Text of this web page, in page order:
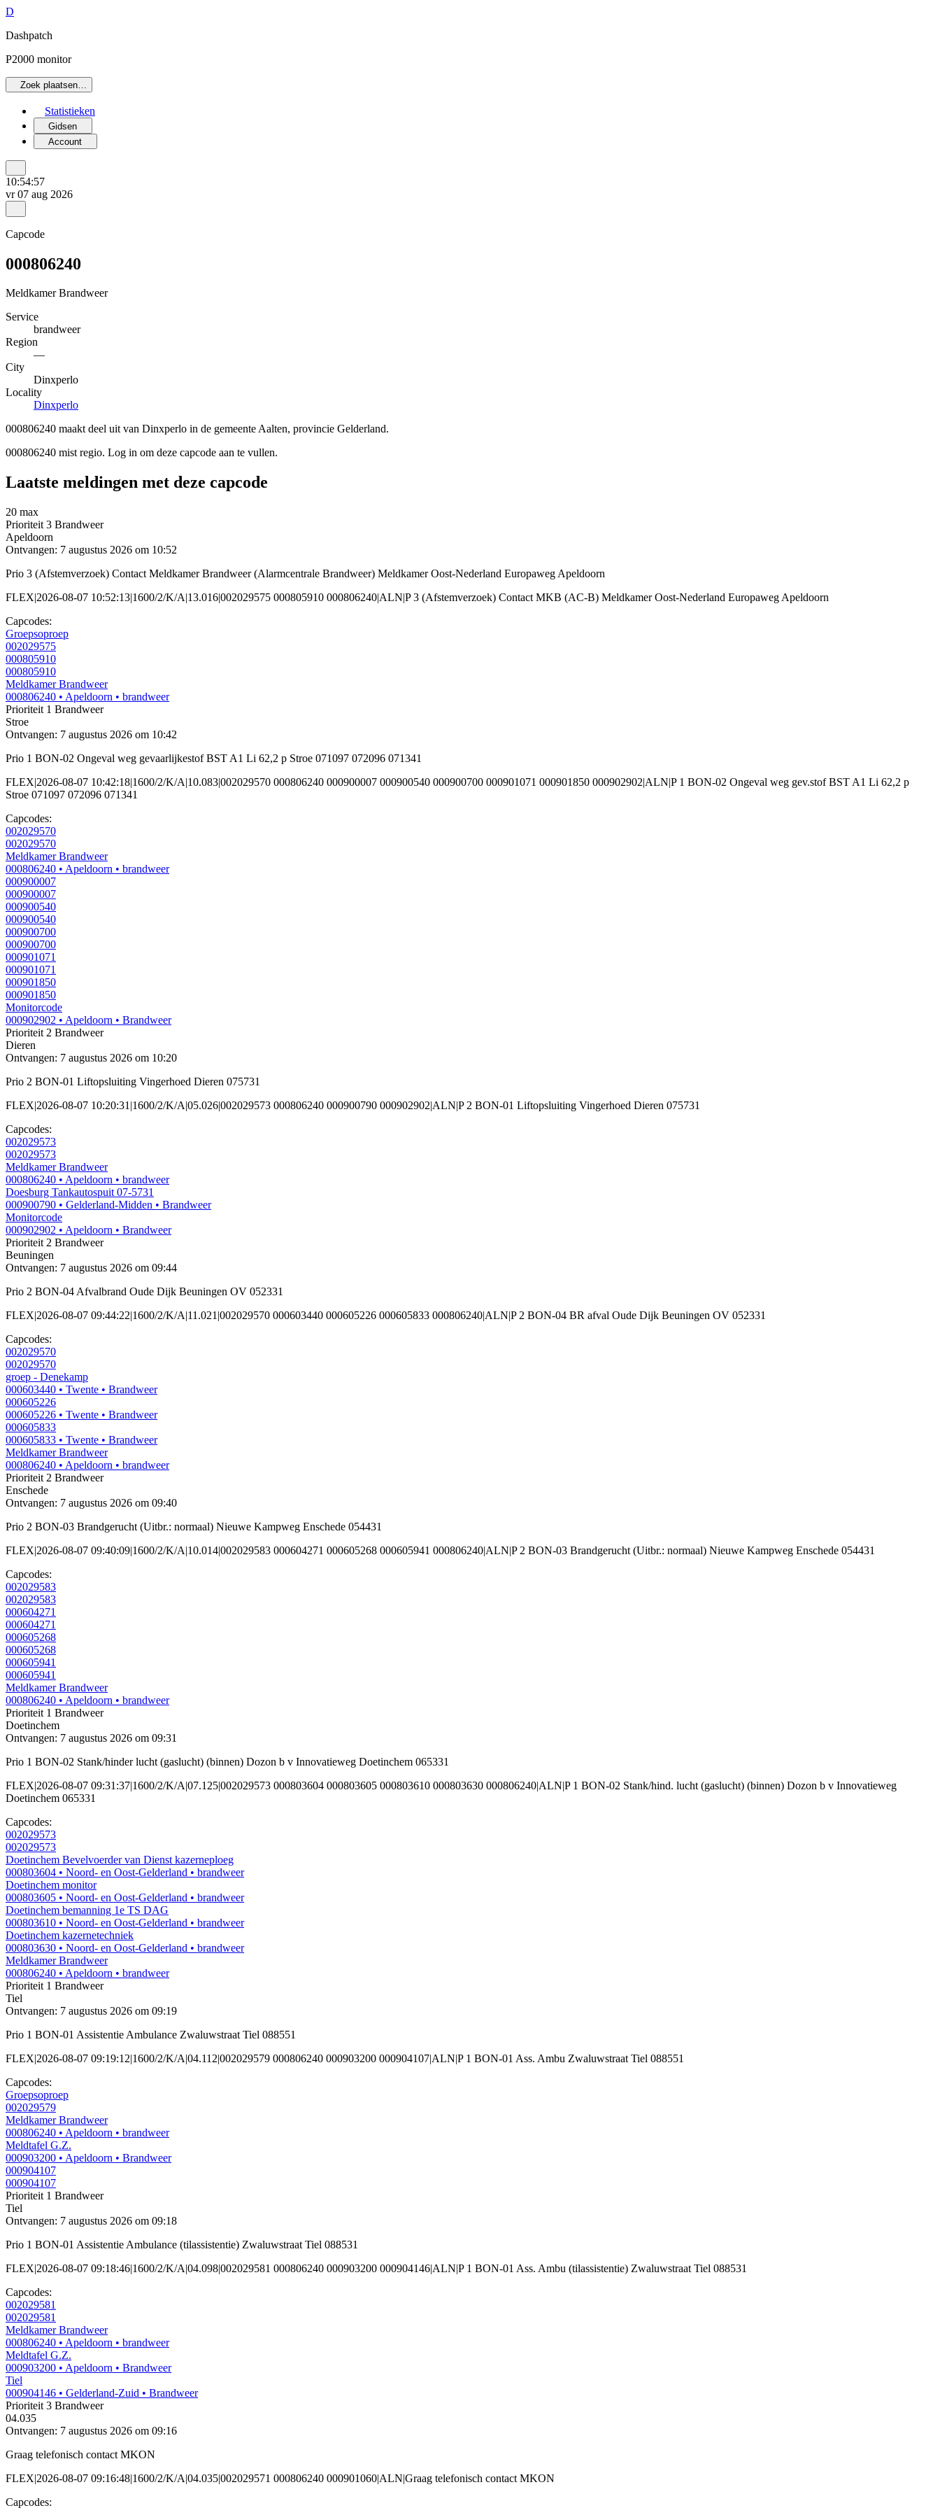
D
Dashpatch
P2000 monitor
Zoek plaatsen…
Statistieken
Gidsen
Account
10:54:57
vr 07 aug 2026
Capcode
000806240
Meldkamer Brandweer
Service
brandweer
Region
—
City
Dinxperlo
Locality
Dinxperlo
000806240 maakt deel uit van Dinxperlo in de gemeente Aalten, provincie Gelderland.
000806240 mist regio. Log in om deze capcode aan te vullen.
Laatste meldingen met deze capcode
20 max
Prioriteit 3 Brandweer
Apeldoorn
Ontvangen: 7 augustus 2026 om 10:52
Prio 3 (Afstemverzoek) Contact Meldkamer Brandweer (Alarmcentrale Brandweer) Meldkamer Oost-Nederland Europaweg Apeldoorn
FLEX|2026-08-07 10:52:13|1600/2/K/A|13.016|002029575 000805910 000806240|ALN|P 3 (Afstemverzoek) Contact MKB (AC-B) Meldkamer Oost-Nederland Europaweg Apeldoorn
Capcodes:
Groepsoproep
002029575
000805910
000805910
Meldkamer Brandweer
000806240 • Apeldoorn • brandweer
Prioriteit 1 Brandweer
Stroe
Ontvangen: 7 augustus 2026 om 10:42
Prio 1 BON-02 Ongeval weg gevaarlijkestof BST A1 Li 62,2 p Stroe 071097 072096 071341
FLEX|2026-08-07 10:42:18|1600/2/K/A|10.083|002029570 000806240 000900007 000900540 000900700 000901071 000901850 000902902|ALN|P 1 BON-02 Ongeval weg gev.stof BST A1 Li 62,2 p
Stroe 071097 072096 071341
Capcodes:
002029570
002029570
Meldkamer Brandweer
000806240 • Apeldoorn • brandweer
000900007
000900007
000900540
000900540
000900700
000900700
000901071
000901071
000901850
000901850
Monitorcode
000902902 • Apeldoorn • Brandweer
Prioriteit 2 Brandweer
Dieren
Ontvangen: 7 augustus 2026 om 10:20
Prio 2 BON-01 Liftopsluiting Vingerhoed Dieren 075731
FLEX|2026-08-07 10:20:31|1600/2/K/A|05.026|002029573 000806240 000900790 000902902|ALN|P 2 BON-01 Liftopsluiting Vingerhoed Dieren 075731
Capcodes:
002029573
002029573
Meldkamer Brandweer
000806240 • Apeldoorn • brandweer
Doesburg Tankautospuit 07-5731
000900790 • Gelderland-Midden • Brandweer
Monitorcode
000902902 • Apeldoorn • Brandweer
Prioriteit 2 Brandweer
Beuningen
Ontvangen: 7 augustus 2026 om 09:44
Prio 2 BON-04 Afvalbrand Oude Dijk Beuningen OV 052331
FLEX|2026-08-07 09:44:22|1600/2/K/A|11.021|002029570 000603440 000605226 000605833 000806240|ALN|P 2 BON-04 BR afval Oude Dijk Beuningen OV 052331
Capcodes:
002029570
002029570
groep - Denekamp
000603440 • Twente • Brandweer
000605226
000605226 • Twente • Brandweer
000605833
000605833 • Twente • Brandweer
Meldkamer Brandweer
000806240 • Apeldoorn • brandweer
Prioriteit 2 Brandweer
Enschede
Ontvangen: 7 augustus 2026 om 09:40
Prio 2 BON-03 Brandgerucht (Uitbr.: normaal) Nieuwe Kampweg Enschede 054431
FLEX|2026-08-07 09:40:09|1600/2/K/A|10.014|002029583 000604271 000605268 000605941 000806240|ALN|P 2 BON-03 Brandgerucht (Uitbr.: normaal) Nieuwe Kampweg Enschede 054431
Capcodes:
002029583
002029583
000604271
000604271
000605268
000605268
000605941
000605941
Meldkamer Brandweer
000806240 • Apeldoorn • brandweer
Prioriteit 1 Brandweer
Doetinchem
Ontvangen: 7 augustus 2026 om 09:31
Prio 1 BON-02 Stank/hinder lucht (gaslucht) (binnen) Dozon b v Innovatieweg Doetinchem 065331
FLEX|2026-08-07 09:31:37|1600/2/K/A|07.125|002029573 000803604 000803605 000803610 000803630 000806240|ALN|P 1 BON-02 Stank/hind. lucht (gaslucht) (binnen) Dozon b v Innovatieweg
Doetinchem 065331
Capcodes:
002029573
002029573
Doetinchem Bevelvoerder van Dienst kazerneploeg
000803604 • Noord- en Oost-Gelderland • brandweer
Doetinchem monitor
000803605 • Noord- en Oost-Gelderland • brandweer
Doetinchem bemanning 1e TS DAG
000803610 • Noord- en Oost-Gelderland • brandweer
Doetinchem kazernetechniek
000803630 • Noord- en Oost-Gelderland • brandweer
Meldkamer Brandweer
000806240 • Apeldoorn • brandweer
Prioriteit 1 Brandweer
Tiel
Ontvangen: 7 augustus 2026 om 09:19
Prio 1 BON-01 Assistentie Ambulance Zwaluwstraat Tiel 088551
FLEX|2026-08-07 09:19:12|1600/2/K/A|04.112|002029579 000806240 000903200 000904107|ALN|P 1 BON-01 Ass. Ambu Zwaluwstraat Tiel 088551
Capcodes:
Groepsoproep
002029579
Meldkamer Brandweer
000806240 • Apeldoorn • brandweer
Meldtafel G.Z.
000903200 • Apeldoorn • Brandweer
000904107
000904107
Prioriteit 1 Brandweer
Tiel
Ontvangen: 7 augustus 2026 om 09:18
Prio 1 BON-01 Assistentie Ambulance (tilassistentie) Zwaluwstraat Tiel 088531
FLEX|2026-08-07 09:18:46|1600/2/K/A|04.098|002029581 000806240 000903200 000904146|ALN|P 1 BON-01 Ass. Ambu (tilassistentie) Zwaluwstraat Tiel 088531
Capcodes:
002029581
002029581
Meldkamer Brandweer
000806240 • Apeldoorn • brandweer
Meldtafel G.Z.
000903200 • Apeldoorn • Brandweer
Tiel
000904146 • Gelderland-Zuid • Brandweer
Prioriteit 3 Brandweer
04.035
Ontvangen: 7 augustus 2026 om 09:16
Graag telefonisch contact MKON
FLEX|2026-08-07 09:16:48|1600/2/K/A|04.035|002029571 000806240 000901060|ALN|Graag telefonisch contact MKON
Capcodes: